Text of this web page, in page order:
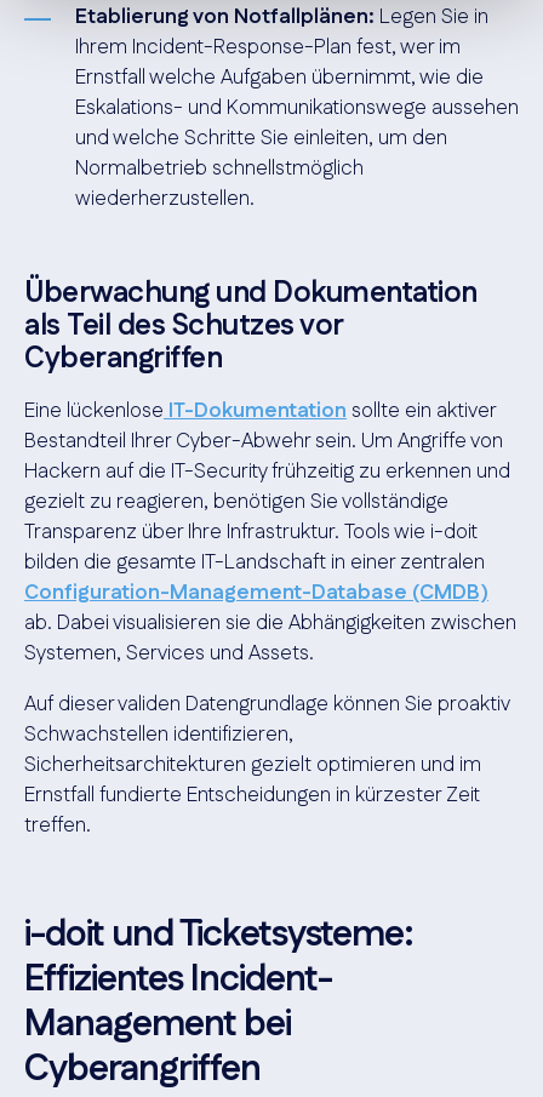
Etablierung von Notfallplänen: Legen Sie in
Ihrem Incident-Response-Plan fest, wer im
Ernstfall welche Aufgaben übernimmt, wie die
Eskalations- und Kommunikationswege aussehen
und welche Schritte Sie einleiten, um den
Normalbetrieb schnellstmöglich
wiederherzustellen.
Überwachung und Dokumentation
als Teil des Schutzes vor
Cyberangriffen
Eine lückenlose IT-Dokumentation sollte ein aktiver
Bestandteil Ihrer Cyber-Abwehr sein. Um Angriffe von
Hackern auf die IT-Security frühzeitig zu erkennen und
gezielt zu reagieren, benötigen Sie vollständige
Transparenz über Ihre Infrastruktur. Tools wie i-doit
bilden die gesamte IT-Landschaft in einer zentralen
Configuration-Management-Database (CMDB)
ab. Dabei visualisieren sie die Abhängigkeiten zwischen
Systemen, Services und Assets.
Auf dieser validen Datengrundlage können Sie proaktiv
Schwachstellen identifizieren,
Sicherheitsarchitekturen gezielt optimieren und im
Ernstfall fundierte Entscheidungen in kürzester Zeit
treffen.
i-doit und Ticketsysteme:
Effizientes Incident-
Management bei
Cyberangriffen